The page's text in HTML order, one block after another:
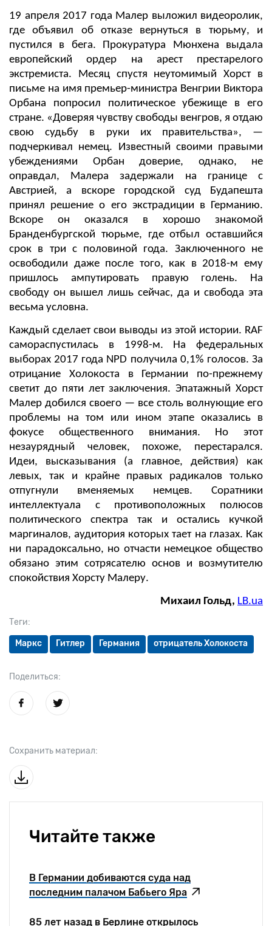
Теги:
Маркс Гитлер Германия отрицатель Холокоста
Поделиться:
Сохранить материал:
19 апреля 2017 года Малер выложил видеоролик,
где объявил об отказе вернуться в тюрьму, и
пустился в бега. Прокуратура Мюнхена выдала
европейский ордер на арест престарелого
экстремиста. Месяц спустя неутомимый Хорст в
письме на имя премьер-министра Венгрии Виктора
Орбана попросил политическое убежище в его
стране. «Доверяя чувству свободы венгров, я отдаю
свою судьбу в руки их правительства», —
подчеркивал немец. Известный своими правыми
убеждениями Орбан доверие, однако, не
оправдал, Малера задержали на границе с
Австрией, а вскоре городской суд Будапешта
принял решение о его экстрадиции в Германию.
Вскоре он оказался в хорошо знакомой
Бранденбургской тюрьме, где отбыл оставшийся
срок в три с половиной года. Заключенного не
освободили даже после того, как в 2018-м ему
пришлось ампутировать правую голень. На
свободу он вышел лишь сейчас, да и свобода эта
весьма условна.
Каждый сделает свои выводы из этой истории. RAF
самораспустилась в 1998-м. На федеральных
выборах 2017 года NPD получила 0,1% голосов. За
отрицание Холокоста в Германии по-прежнему
светит до пяти лет заключения. Эпатажный Хорст
Малер добился своего — все столь волнующие его
проблемы на том или ином этапе оказались в
фокусе общественного внимания. Но этот
незаурядный человек, похоже, перестарался.
Идеи, высказывания (а главное, действия) как
левых, так и крайне правых радикалов только
отпугнули вменяемых немцев. Соратники
интеллектуала с противоположных полюсов
политического спектра так и остались кучкой
маргиналов, аудитория которых тает на глазах. Как
ни парадоксально, но отчасти немецкое общество
обязано этим сотрясателю основ и возмутителю
спокойствия Хорсту Малеру.
Михаил Гольд, LB.ua
Читайте также
В Германии добиваются суда над
последним палачом Бабьего Яра
85 лет назад в Берлине открылось